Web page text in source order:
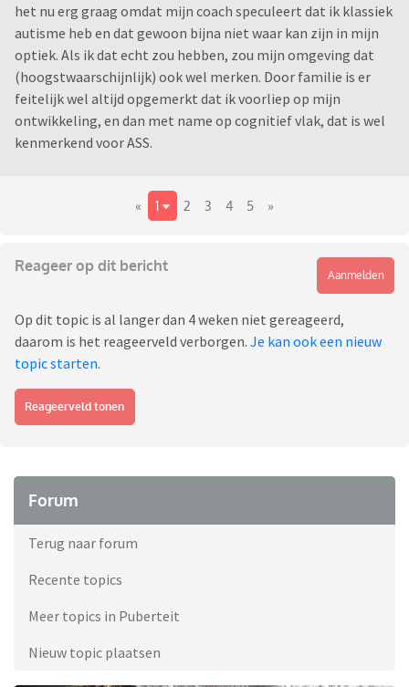
het nu erg graag omdat mijn coach speculeert dat ik klassiek
autisme heb en dat gewoon bijna niet waar kan zijn in mijn
optiek. Als ik dat echt zou hebben, zou mijn omgeving dat
(hoogstwaarschijnlijk) ook wel merken. Door familie is er
feitelijk wel altijd opgemerkt dat ik voorliep op mijn
ontwikkeling, en dan met name op cognitief vlak, dat is wel
kenmerkend voor ASS.
« 1 2 3 4 5 »
Reageer op dit bericht
Aanmelden
Op dit topic is al langer dan 4 weken niet gereageerd,
daarom is het reageerveld verborgen. Je kan ook een nieuw
topic starten.
Reageerveld tonen
Forum
Terug naar forum
Recente topics
Meer topics in Puberteit
Nieuw topic plaatsen